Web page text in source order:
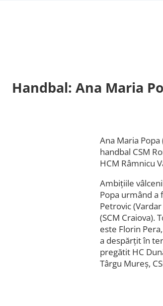
Handbal: Ana Maria
Ana Maria
handbal CSM
HCM Râmnicu
Ambițiile
Popa urmând
Petrovic
(SCM Craiova).
este Florin
a despărțit în
pregătit HC
Târgu Mureș,